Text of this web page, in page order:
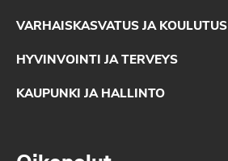
VARHAISKASVATUS JA KOULUTUS
HYVINVOINTI JA TERVEYS
KAUPUNKI JA HALLINTO